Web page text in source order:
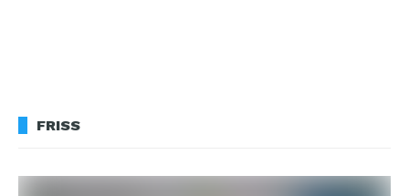
FRISS